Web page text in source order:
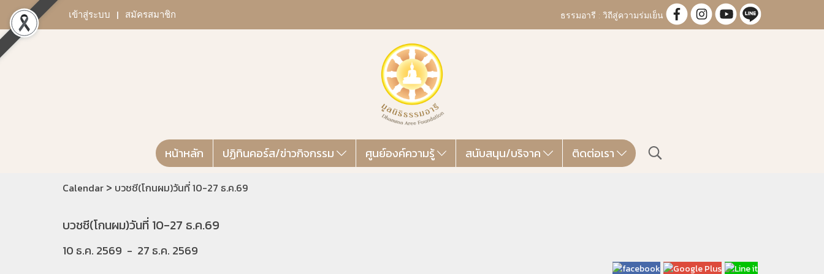
เข้าสู่ระบบ สมัครสมาชิก ธรรมอารี : วิถีสู่ความร่มเย็น
หน้าหลัก ปฏิทินคอร์ส/ข่าวกิจกรรม ศูนย์องค์ความรู้ สนับสนุน/บริจาค ติดต่อเรา
Calendar > บวชชี(โกนผม)วันที่ 10-27 ธ.ค.69
บวชชี(โกนผม)วันที่ 10-27 ธ.ค.69
10 ธ.ค. 2569 - 27 ธ.ค. 2569